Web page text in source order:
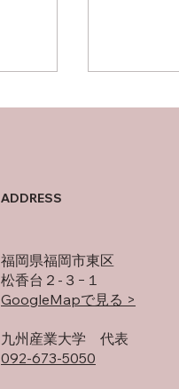
ADDRESS
福岡県福岡市東区
松香台２-３−１
GoogleMapで見る >
​九州産業大学 代表
092-673-5050